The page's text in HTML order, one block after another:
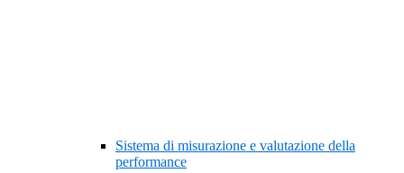
Sistema di misurazione e valutazione della
performance